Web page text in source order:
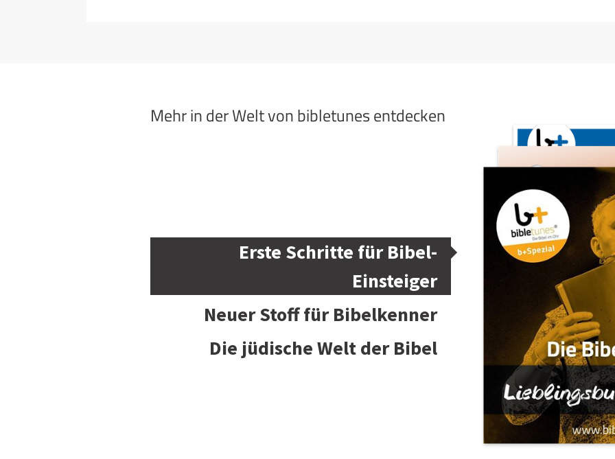
Mehr in der Welt von bibletunes entdecken
Erste Schritte für Bibel-
Einsteiger
Neuer Stoff für Bibelkenner
Die jüdische Welt der Bibel